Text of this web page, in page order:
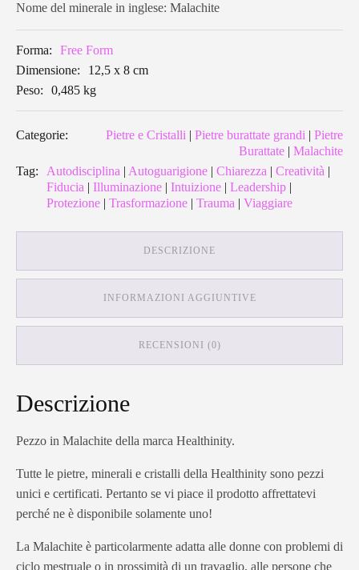
Nome del minerale in inglese: Malachite
Forma:
Free Form
Dimensione:
12,5 x 8 cm
Peso:
0,485 kg
Categorie: Pietre e Cristalli Pietre burattate grandi
Pietre
Burattate
Malachite
Tag:
Autodisciplina Autoguarigione Chiarezza Creatività
Fiducia
Illuminazione Intuizione Leadership
Protezione
Trasformazione Trauma Viaggiare
DESCRIZIONE
INFORMAZIONI AGGIUNTIVE
RECENSIONI (0)
Descrizione
Pezzo in Malachite della marca Healthinity.
Tutte le pietre, minerali e cristalli della Healthinity sono pezzi
unici e certificati. Pertanto se vi piace il prodotto affrettatevi
perché ne è disponibile solamente uno!
La Malachite è particolarmente adatta alle donne con problemi di
ciclo mestruale o in prossimità di un travaglio, alle persone che